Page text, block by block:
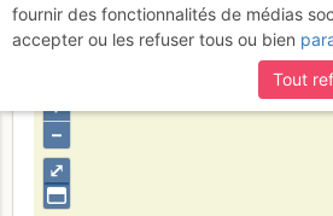
Hautes-Alpes
⤢
+
–
fournir des fonctionnalités de médias
accepter ou les refuser tous ou bien
Tout